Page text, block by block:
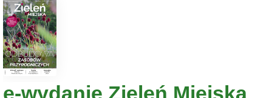
e-wydanie Zieleń Miejska